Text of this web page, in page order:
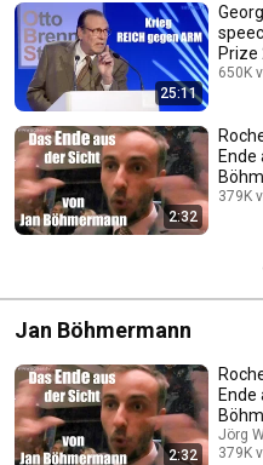
25:11
Prize
650K
2:32
Ende
379K
Jan Böhmermann
2:32
Ende
Jörg
379K